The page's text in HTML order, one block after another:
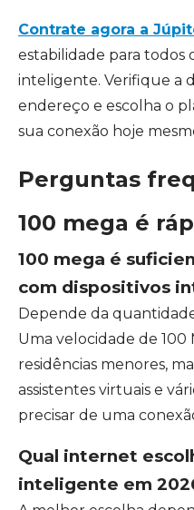
Contrate agora a
estabilidade para todos
inteligente. Verifique a
endereço e escolha o
sua conexão hoje
Perguntas
100 mega é
100 mega é
com dispositivos
Depende da
Uma velocidade de
residências menores,
assistentes virtuais e
precisar de uma
Qual internet
inteligente em